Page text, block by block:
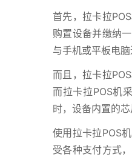
首先，拉卡拉
购置设备并缴纳
与手机或平板电
而且，拉卡拉
而拉卡拉POS机
时，设备内置的
使用拉卡拉POS
受各种支付方式